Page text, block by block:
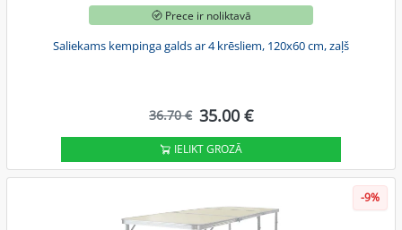
Prece ir noliktavā
Saliekams kempinga galds ar 4 krēsliem, 120x60 cm, zaļš
36.70 € 35.00 €
IELIKT GROZĀ
-9%